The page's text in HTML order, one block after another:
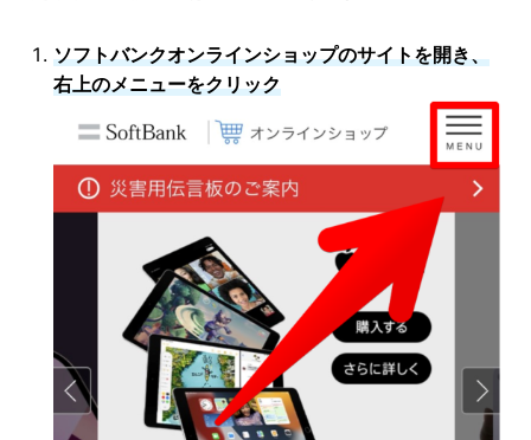
ソフトバンクオンラインショップのサイトを開き、
右上のメニューをクリック